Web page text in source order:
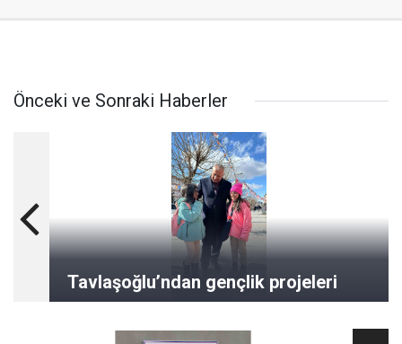
Önceki ve Sonraki Haberler
Tavlaşoğlu’ndan gençlik projeleri